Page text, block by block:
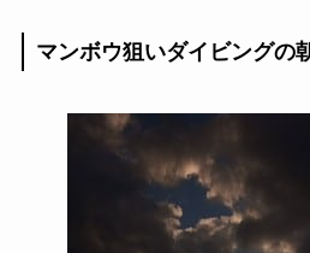
マンボウ狙いダイビングの